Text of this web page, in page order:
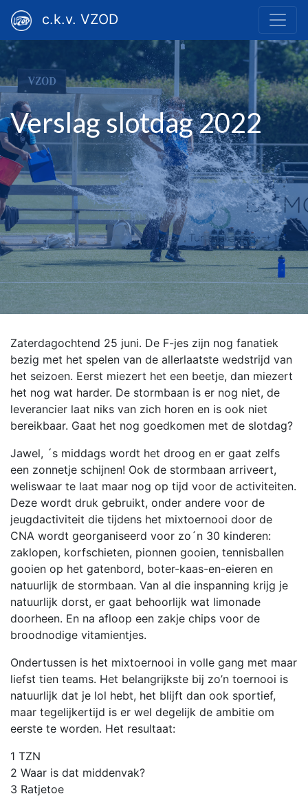
c.k.v. VZOD
Verslag slotdag 2022
Zaterdagochtend 25 juni. De F-jes zijn nog fanatiek
bezig met het spelen van de allerlaatste wedstrijd van
het seizoen. Eerst miezert het een beetje, dan miezert
het nog wat harder. De stormbaan is er nog niet, de
leverancier laat niks van zich horen en is ook niet
bereikbaar. Gaat het nog goedkomen met de slotdag?
Jawel, ´s middags wordt het droog en er gaat zelfs
een zonnetje schijnen! Ook de stormbaan arriveert,
weliswaar te laat maar nog op tijd voor de activiteiten.
Deze wordt druk gebruikt, onder andere voor de
jeugdactiviteit die tijdens het mixtoernooi door de
CNA wordt georganiseerd voor zo´n 30 kinderen:
zaklopen, korfschieten, pionnen gooien, tennisballen
gooien op het gatenbord, boter-kaas-en-eieren en
natuurlijk de stormbaan. Van al die inspanning krijg je
natuurlijk dorst, er gaat behoorlijk wat limonade
doorheen. En na afloop een zakje chips voor de
broodnodige vitamientjes.
Ondertussen is het mixtoernooi in volle gang met maar
liefst tien teams. Het belangrijkste bij zo’n toernooi is
natuurlijk dat je lol hebt, het blijft dan ook sportief,
maar tegelijkertijd is er wel degelijk de ambitie om
eerste te worden. Het resultaat:
1 TZN
2 Waar is dat middenvak?
3 Ratjetoe